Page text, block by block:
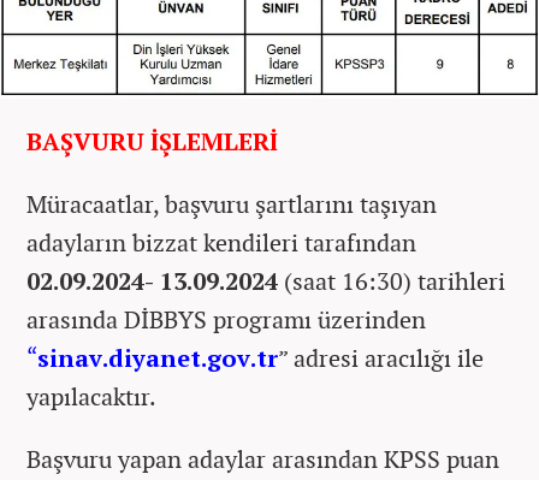
BAŞVURU İŞLEMLERİ
Müracaatlar, başvuru şartlarını taşıyan
adayların bizzat kendileri tarafından
02.09.2024- 13.09.2024 (saat 16:30) tarihleri
arasında DİBBYS programı üzerinden
“sinav.diyanet.gov.tr” adresi aracılığı ile
yapılacaktır.
Başvuru yapan adaylar arasından KPSS puan